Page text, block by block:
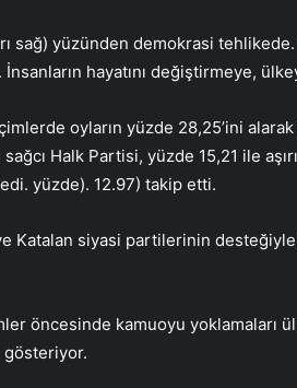
sağ) yüzünden demokrasi
hayatını değiştirmeye,
oyların yüzde 28,25’ini
Halk Partisi, yüzde 15,21 ile aşırı
yüzde). 12.97) takip etti.
Katalan siyasi partilerinin desteğiyle
öncesinde kamuoyu yoklamaları
gösteriyor.